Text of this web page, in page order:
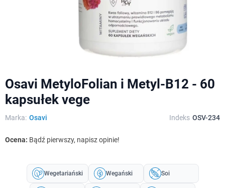
Osavi MetyloFolian i Metyl-B12 - 60
kapsułek vege
Marka: Osavi Indeks OSV-234
Ocena: Bądź pierwszy, napisz opinie!
Wegetariański Wegański Soi